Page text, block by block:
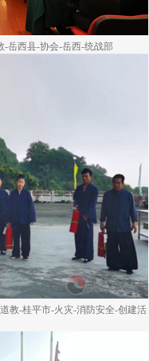
-岳西县-协会-岳西-统战部
教-桂平市-火灾-消防安全-创建活